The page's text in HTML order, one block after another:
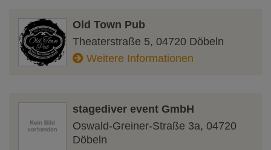
Old Town Pub
Theaterstraße 5, 04720 Döbeln
Weitere Informationen
stagediver event GmbH
Oswald-Greiner-Straße 3a, 04720
Döbeln